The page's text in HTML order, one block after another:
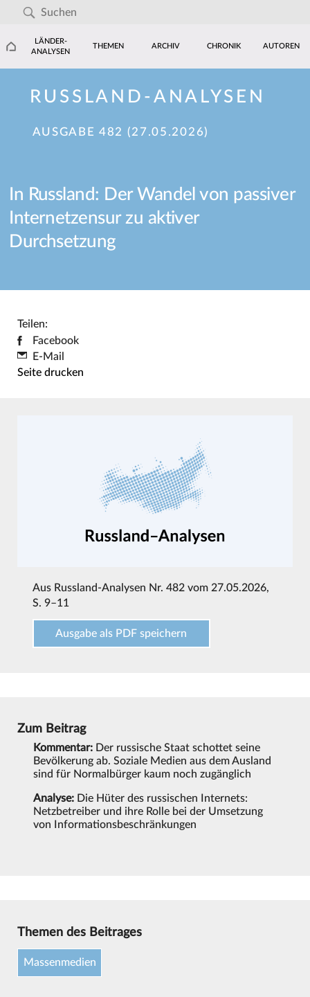
LÄNDER-
ANALYSEN
THEMEN ARCHIV CHRONIK AUTOREN
RUSSLAND-ANALYSEN
AUSGABE 482 (27.05.2026)
In Russland: Der Wandel von passiver
Internetzensur zu aktiver
Durchsetzung
Teilen:
Facebook
E-Mail
Seite drucken
Aus Russland-Analysen Nr. 482 vom 27.05.2026,
S. 9–11
Ausgabe als PDF speichern
Zum Beitrag
Kommentar: Der russische Staat schottet seine
Bevölkerung ab. Soziale Medien aus dem Ausland
sind für Normalbürger kaum noch zugänglich
Analyse: Die Hüter des russischen Internets:
Netzbetreiber und ihre Rolle bei der Umsetzung
von Informationsbeschränkungen
Themen des Beitrages
Massenmedien